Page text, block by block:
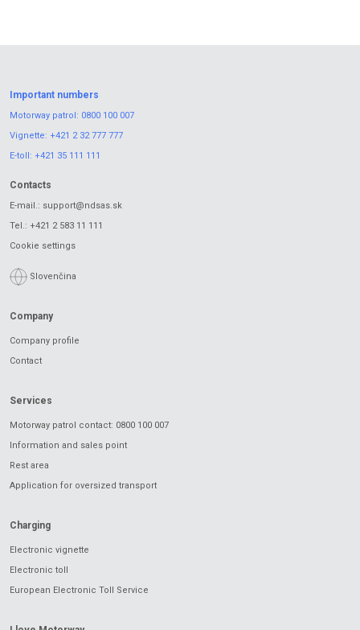
Important numbers
Motorway patrol: 0800 100 007
Vignette: +421 2 32 777 777
E-toll: +421 35 111 111
Contacts
E-mail.: support@ndsas.sk
Tel.: +421 2 583 11 111
Cookie settings
Slovenčina
Company
Company profile
Contact
Services
Motorway patrol contact: 0800 100 007
Information and sales point
Rest area
Application for oversized transport
Charging
Electronic vignette
Electronic toll
European Electronic Toll Service